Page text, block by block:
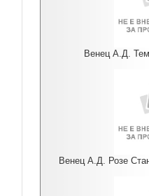
Венец А.Д.
Венец А.Д. Розе